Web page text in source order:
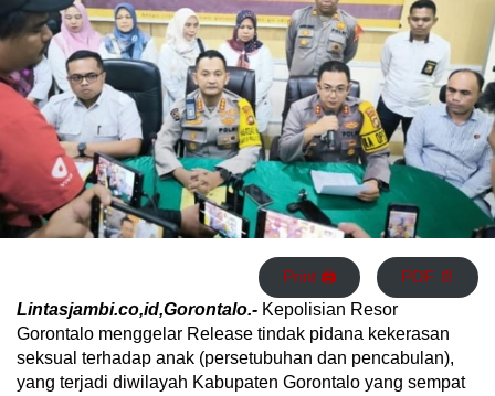
Print 🖨 PDF 📄
Lintasjambi.co,id,Gorontalo.- Kepolisian Resor
Gorontalo menggelar Release tindak pidana kekerasan
seksual terhadap anak (persetubuhan dan pencabulan),
yang terjadi diwilayah Kabupaten Gorontalo yang sempat